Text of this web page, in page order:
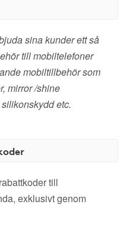
sina kunder ett så
till mobiltelefoner
mobiltillbehör som
mirror /shine
etc.
till
exklusivt genom